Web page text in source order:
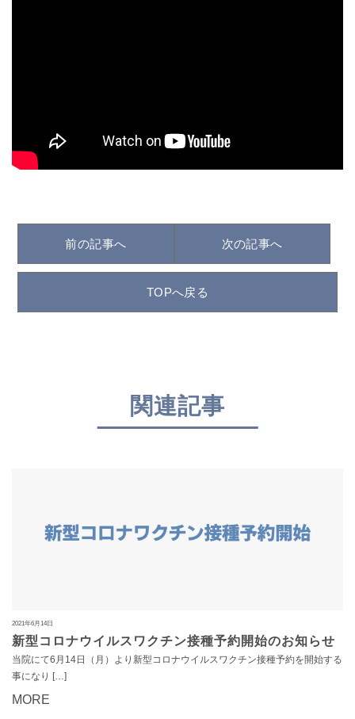
前の記事へ 次の記事へ
TOPへ戻る
関連記事
2021年6月14日
新型コロナウイルスワクチン接種予約開始のお知らせ
当院にて6月14日（月）より新型コロナウイルスワクチン接種予約を開始する
事になり […]
MORE